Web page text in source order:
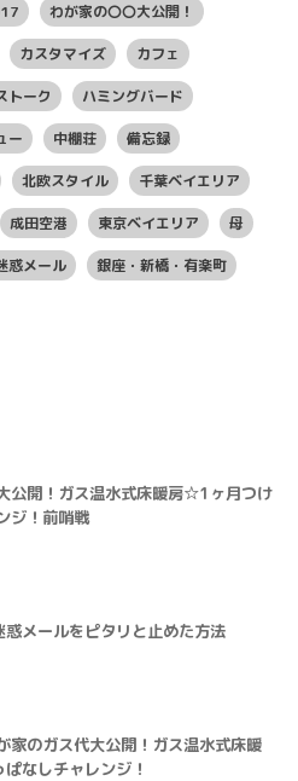
わが家の〇〇大公開！
カスタマイズ カフェ
トーク ハミングバード
ー 中棚荘 備忘録
北欧スタイル 千葉ベイエリア
成田空港 東京ベイエリア 母
惑メール 銀座・新橋・有楽町
公開！ガス温水式床暖房☆1ヶ月つけ
ジ！前哨戦
メールをピタリと止めた方法
家のガス代大公開！ガス温水式床暖
なしチャレンジ！